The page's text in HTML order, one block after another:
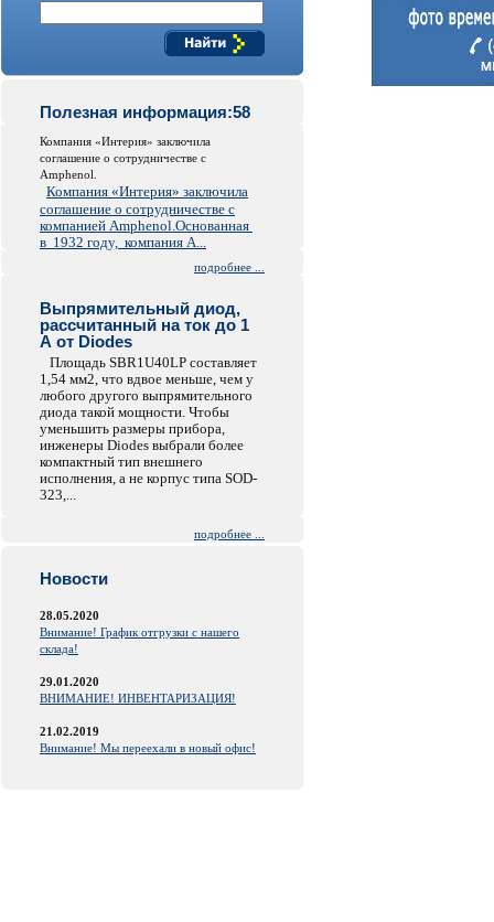
Полезная информация:58
Компания «Интерия» заключила
соглашение о сотрудничестве c
Amphenol.
Компания «Интерия» заключила
соглашение о сотрудничестве с
компанией Amphenol.Основанная
в 1932 году, компания A...
подробнее ...
Выпрямительный диод,
рассчитанный на ток до 1
А от Diodes
Площадь SBR1U40LP составляет
1,54 мм2, что вдвое меньше, чем у
любого другого выпрямительного
диода такой мощности. Чтобы
уменьшить размеры прибора,
инженеры Diodes выбрали более
компактный тип внешнего
исполнения, а не корпус типа SOD-
323,...
подробнее ...
Новости
28.05.2020
Внимание! График отгрузки с нашего
склада!
29.01.2020
ВНИМАНИЕ! ИНВЕНТАРИЗАЦИЯ!
21.02.2019
Внимание! Мы переехали в новый офис!